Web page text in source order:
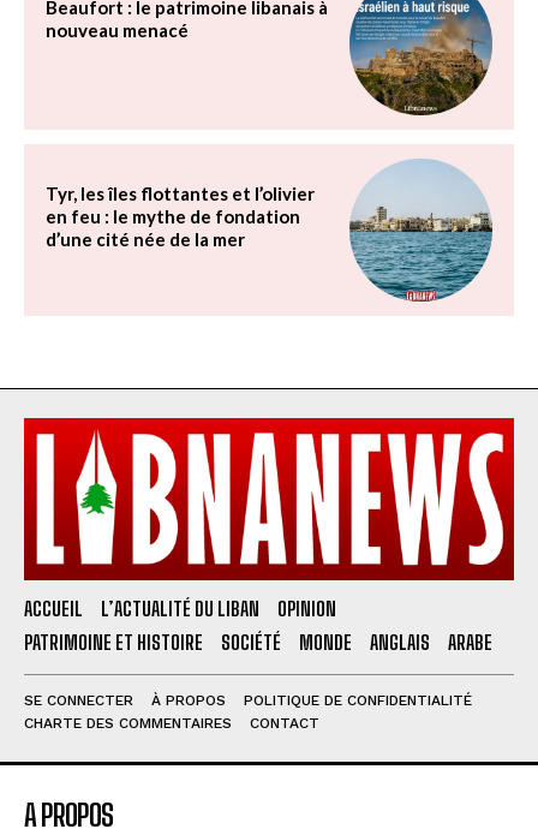
Beaufort : le patrimoine libanais à
nouveau menacé
Tyr, les îles flottantes et l’olivier
en feu : le mythe de fondation
d’une cité née de la mer
ACCUEIL L’ACTUALITÉ DU LIBAN
OPINION
PATRIMOINE ET HISTOIRE
SOCIÉTÉ MONDE ANGLAIS ARABE
SE CONNECTER À PROPOS
POLITIQUE DE CONFIDENTIALITÉ
CHARTE DES COMMENTAIRES
CONTACT
A PROPOS